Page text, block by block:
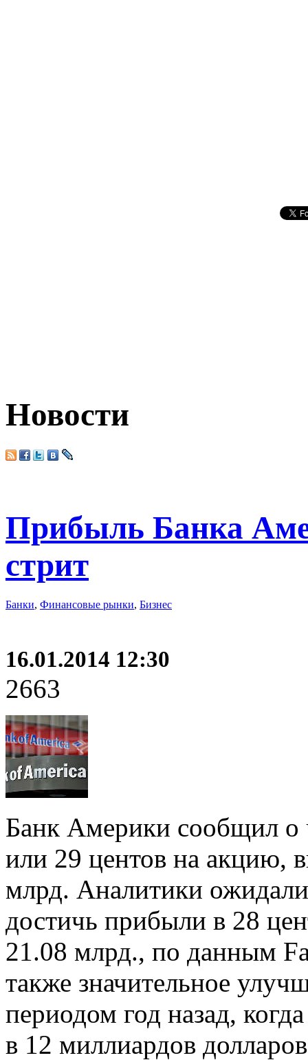
Новости
Прибыль Банка
стрит
Банки, Финансовые рынки, Бизнес
16.01.2014 12:30
2663
Банк Америки сообщил о
или 29 центов на акцию,
млрд. Аналитики
достичь прибыли в 28
21.08 млрд., по данным
также значительное
периодом год назад,
в 12 миллиардов